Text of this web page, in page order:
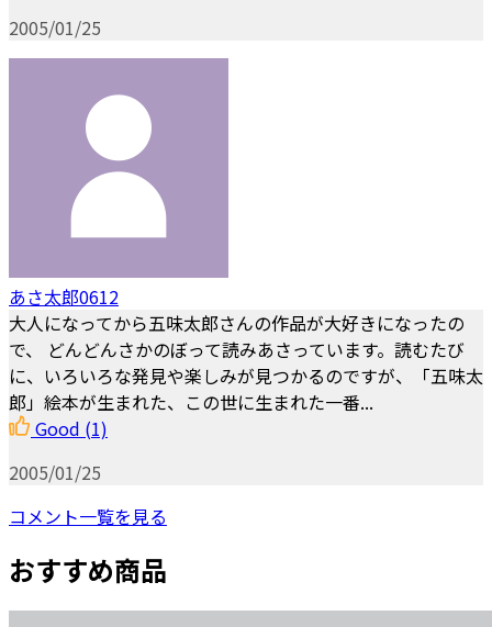
2005/01/25
あさ太郎0612
大人になってから五味太郎さんの作品が大好きになったの
で、 どんどんさかのぼって読みあさっています。読むたび
に、いろいろな発見や楽しみが見つかるのですが、「五味太
郎」絵本が生まれた、この世に生まれた一番...
Good (1)
2005/01/25
コメント一覧を見る
おすすめ商品